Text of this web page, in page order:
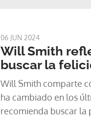
06 JUN 2024
Will Smith
buscar la
Will Smith comparte
ha cambiado en los
recomienda buscar la